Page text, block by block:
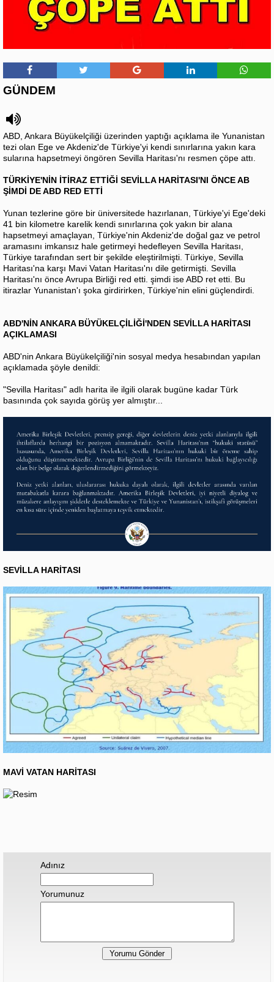
GÜNDEM
ABD, Ankara Büyükelçiliği üzerinden yaptığı açıklama ile Yunanistan
tezi olan Ege ve Akdeniz'de Türkiye'yi kendi sınırlarına yakın kara
sularına hapsetmeyi öngören Sevilla Haritası'nı resmen çöpe attı.
TÜRKİYE'NİN İTİRAZ ETTİĞİ SEVİLLA HARİTASI'NI ÖNCE AB
ŞİMDİ DE ABD RED ETTİ
Yunan tezlerine göre bir üniversitede hazırlanan, Türkiye'yi Ege'deki
41 bin kilometre karelik kendi sınırlarına çok yakın bir alana
hapsetmeyi amaçlayan, Türkiye'nin Akdeniz'de doğal gaz ve petrol
aramasını imkansız hale getirmeyi hedefleyen Sevilla Haritası,
Türkiye tarafından sert bir şekilde eleştirilmişti. Türkiye, Sevilla
Haritası'na karşı Mavi Vatan Haritası'nı dile getirmişti. Sevilla
Haritası'nı önce Avrupa Birliği red etti. şimdi ise ABD ret etti. Bu
itirazlar Yunanistan'ı şoka girdirirken, Türkiye'nin elini güçlendirdi.
ABD'NİN ANKARA BÜYÜKELÇİLİĞİ'NDEN SEVİLLA HARİTASI
AÇIKLAMASI
ABD'nin Ankara Büyükelçiliği'nin sosyal medya hesabından yapılan
açıklamada şöyle denildi:
"Sevilla Haritası" adlı harita ile ilgili olarak bugüne kadar Türk
basınında çok sayıda görüş yer almıştır...
SEVİLLA HARİTASI
MAVİ VATAN HARİTASI
Adınız
Yorumunuz